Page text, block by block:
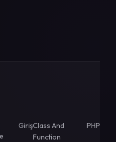
GirişClass And
Function
PHP